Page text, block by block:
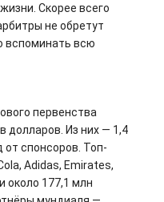
Скорее всего
не обретут
вспоминать всю
первенства
долларов. Из них — 1,4
спонсоров. Топ-
Adidas, Emirates,
около 177,1 млн